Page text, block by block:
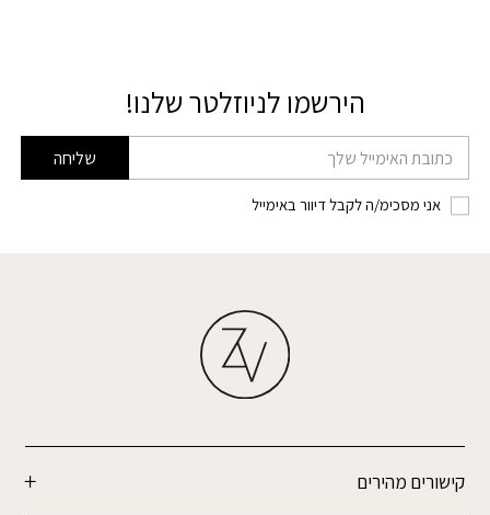
הירשמו לניוזלטר שלנו!
דוא׳׳ל שליחה
אני מסכימ/ה לקבל דיוור באימייל
קישורים מהירים